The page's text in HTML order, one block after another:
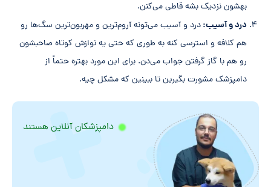
بهشون نزدیک بشه قاطی می‌کنن.
درد و آسیب:درد و آسیب می‌تونه آروم‌ترین و مهربون‌ترین سگ‌ها رو
هم کلافه و استرسی کنه به طوری که حتی یه نوازش کوتاه صاحبشون
رو هم با گاز گرفتن جواب می‌دن. برای این مورد بهتره حتماً از
دامپزشک مشورت بگیرین تا ببینین که مشکل چیه.
دامپزشکان آنلاین هستند